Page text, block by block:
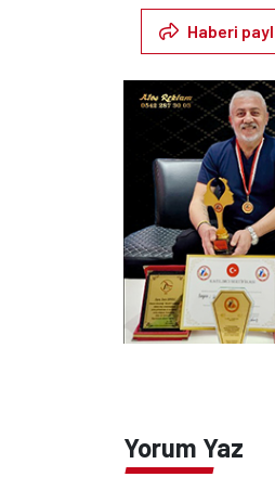
Haberi
Yorum Yaz